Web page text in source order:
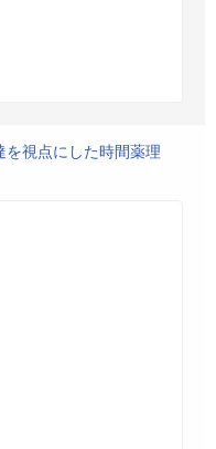
を視点にした時間薬理